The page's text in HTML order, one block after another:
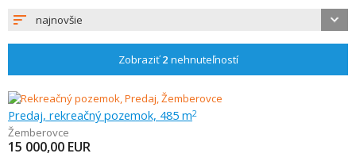
najnovšie
Zobraziť2 nehnuteľností
Predaj, rekreačný pozemok, 485 m2
Žemberovce
15 000,00 EUR